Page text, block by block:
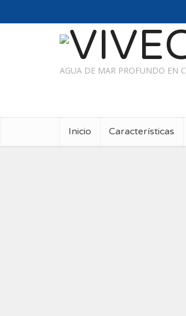
AGUA DE MAR PROFUNDO EN
Inicio Características